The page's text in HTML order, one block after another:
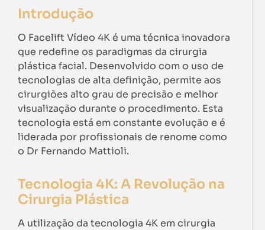
Introdução
O Facelift Vídeo 4K é uma técnica inovadora
que redefine os paradigmas da cirurgia
plástica facial. Desenvolvido com o uso de
tecnologias de alta definição, permite aos
cirurgiões alto grau de precisão e melhor
visualização durante o procedimento. Esta
tecnologia está em constante evolução e é
liderada por profissionais de renome como
o Dr Fernando Mattioli.
Tecnologia 4K: A Revolução na
Cirurgia Plástica
A utilização da tecnologia 4K em cirurgia